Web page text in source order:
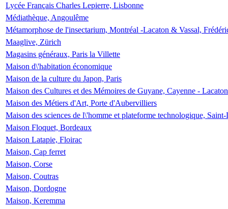
Lycée Français Charles Lepierre, Lisbonne
Médiathèque, Angoulême
Métamorphose de l'insectarium, Montréal -Lacaton & Vassal,
Maaglive, Zürich
Magasins généraux, Paris la Villette
Maison d\'habitation économique
Maison de la culture du Japon, Paris
Maison des Cultures et des Mémoires de Guyane, Cayenne -
Maison des Métiers d'Art, Porte d'Aubervilliers
Maison des sciences de l\'homme et plateforme technologique,
Maison Floquet, Bordeaux
Maison Latapie, Floirac
Maison, Cap ferret
Maison, Corse
Maison, Coutras
Maison, Dordogne
Maison, Keremma